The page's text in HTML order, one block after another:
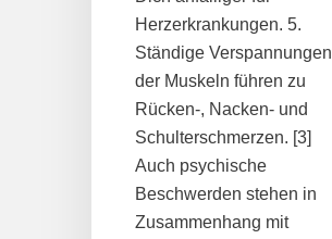
Herzerkrankungen. 5.
Ständige Verspannungen
der Muskeln führen zu
Rücken-, Nacken- und
Schulterschmerzen. [3]
Auch psychische
Beschwerden stehen in
Zusammenhang mit